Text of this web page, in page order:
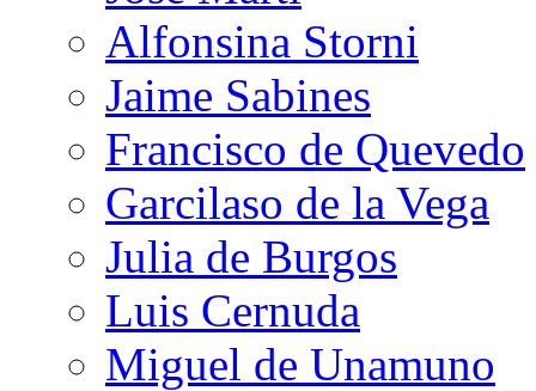
Alfonsina Storni
Jaime Sabines
Francisco de Quevedo
Garcilaso de la Vega
Julia de Burgos
Luis Cernuda
Miguel de Unamuno